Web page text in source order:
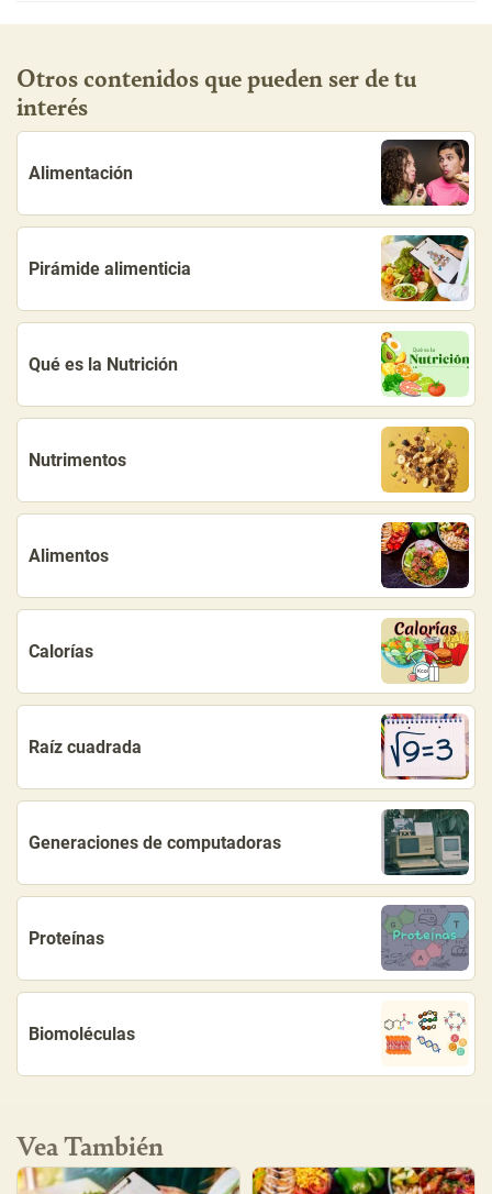
Otros contenidos que pueden ser de tu
interés
Alimentación
Pirámide alimenticia
Qué es la Nutrición
Nutrimentos
Alimentos
Calorías
Raíz cuadrada
Generaciones de computadoras
Proteínas
Biomoléculas
Vea También